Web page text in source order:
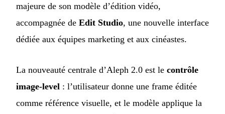
majeure de son modèle d’édition vidéo,
accompagnée de Edit Studio, une nouvelle interface
dédiée aux équipes marketing et aux cinéastes.
La nouveauté centrale d’Aleph 2.0 est le contrôle
image-level : l’utilisateur donne une frame éditée
comme référence visuelle, et le modèle applique la